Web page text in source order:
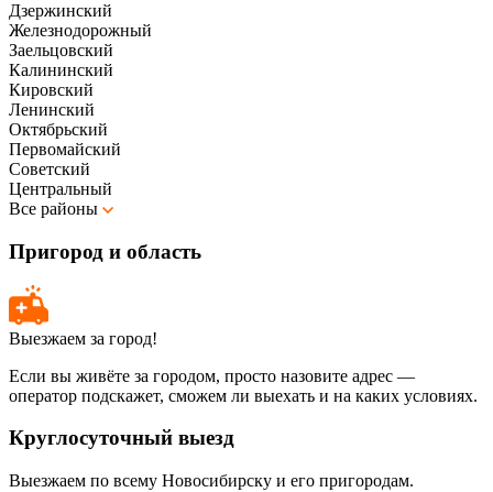
Дзержинский
Железнодорожный
Заельцовский
Калининский
Кировский
Ленинский
Октябрьский
Первомайский
Советский
Центральный
Все районы
Пригород и область
Выезжаем за город!
Если вы живёте за городом, просто назовите адрес —
оператор подскажет, сможем ли выехать и на каких условиях.
Круглосуточный выезд
Выезжаем по всему Новосибирску и его пригородам.